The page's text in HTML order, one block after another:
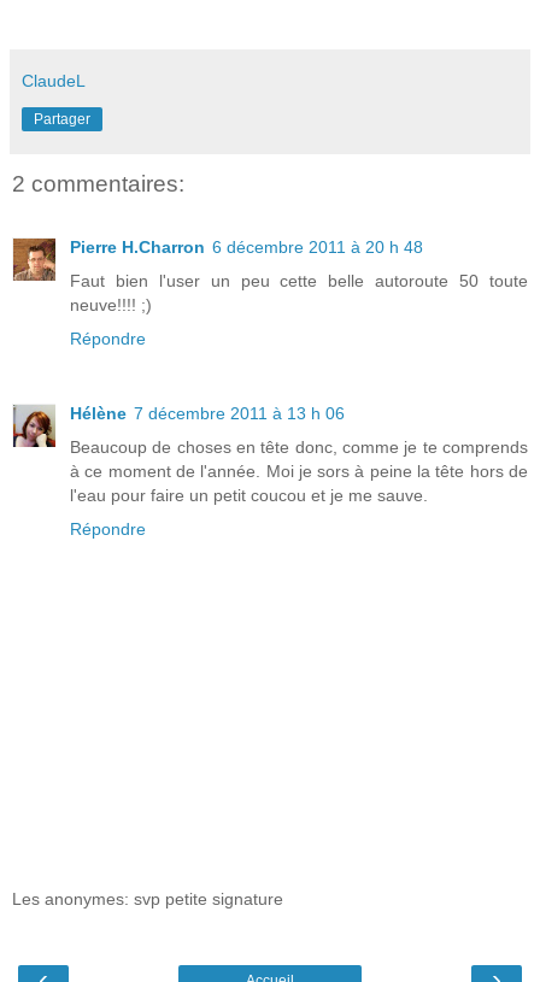
ClaudeL
Partager
2 commentaires:
Pierre H.Charron 6 décembre 2011 à 20 h 48
Faut bien l'user un peu cette belle autoroute 50 toute
neuve!!!! ;)
Répondre
Hélène 7 décembre 2011 à 13 h 06
Beaucoup de choses en tête donc, comme je te comprends
à ce moment de l'année. Moi je sors à peine la tête hors de
l'eau pour faire un petit coucou et je me sauve.
Répondre
Les anonymes: svp petite signature